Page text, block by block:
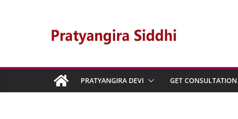
PRATYANGIRA DEVI GET CONSULTATION